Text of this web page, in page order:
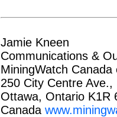
Jamie Kneen
Communications &
MiningWatch
250 City Centre
Ottawa, Ontario K1R
Canada